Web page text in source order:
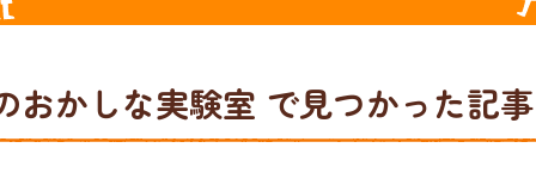
おかしな実験室 で見つかった記事